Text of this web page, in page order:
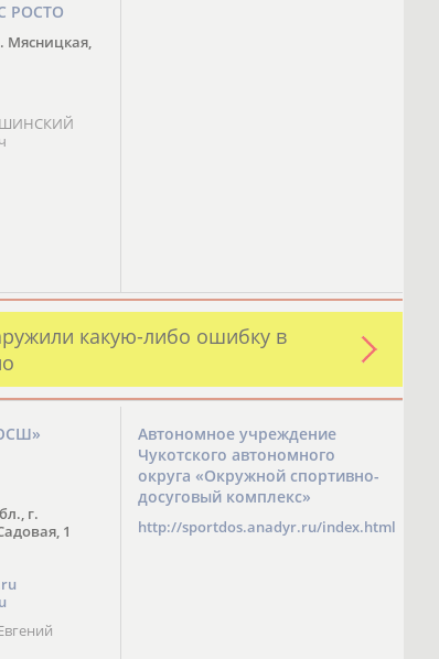
РОСТО
Мясницкая,
какую-либо ошибку в
г.
1
Автономное учреждение
Чукотского автономного
округа «Окружной спортивно-
досуговый комплекс»
http://sportdos.anadyr.ru/index.html